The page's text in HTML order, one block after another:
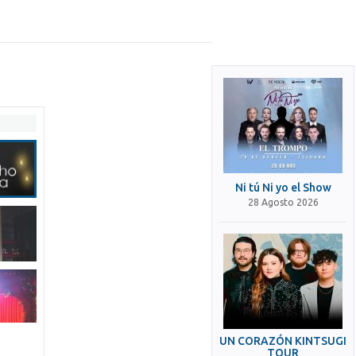
Ni tú Ni yo el Show
28 Agosto 2026
UN CORAZÓN KINTSUGI
TOUR